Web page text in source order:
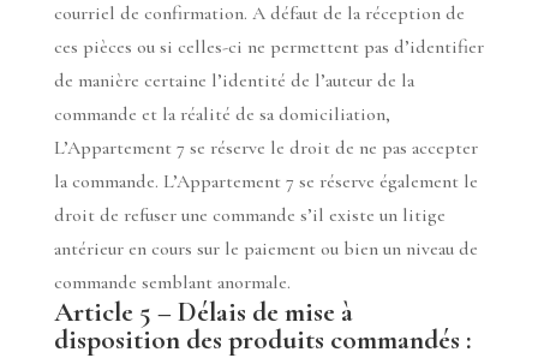
courriel de confirmation. A défaut de la réception de
ces pièces ou si celles-ci ne permettent pas d’identifier
de manière certaine l’identité de l’auteur de la
commande et la réalité de sa domiciliation,
L’Appartement 7 se réserve le droit de ne pas accepter
la commande. L’Appartement 7 se réserve également le
droit de refuser une commande s’il existe un litige
antérieur en cours sur le paiement ou bien un niveau de
commande semblant anormale.
Article 5 – Délais de mise à
disposition des produits commandés :